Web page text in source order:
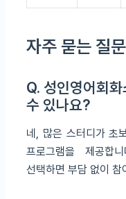
자주 묻는 질문
Q. 성인영어회
수 있나요?
네, 많은 스터디가 초
프로그램을 제공합
선택하면 부담 없이 참